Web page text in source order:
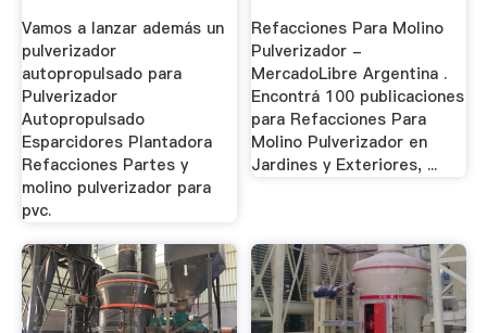
Vamos a lanzar además un
pulverizador
autopropulsado para
Pulverizador
Autopropulsado
Esparcidores Plantadora
Refacciones Partes y
molino pulverizador para
pvc.
Refacciones Para Molino
Pulverizador -
MercadoLibre Argentina .
Encontrá 100 publicaciones
para Refacciones Para
Molino Pulverizador en
Jardines y Exteriores, ...